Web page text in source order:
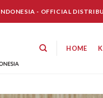
- OFFICIAL
HOME